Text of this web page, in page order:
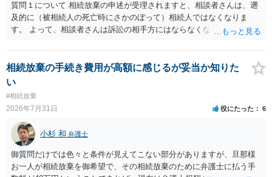
質問１について 相続放棄の申述が受理されますと、相談者さんは、遡
及的に（被相続人の死亡時にさかのぼって）相続人ではなくなりま
す。 よって、相談者さんは訴訟の相手方にはならなくなるので（明け
理証明を家庭裁判所で取得し、コピーを答弁書に添えて裁判所に提出
してください。 質問２について 請求棄却を求める答弁書を提出すれ
ば、第１回期日は出席する必要がありません。その日は差支え（用事
はないので、ｍｉｎｔｓでの提出の必要は無いと思います。郵送（期
限までに届けばよい）で十分です。 詳細は、書面記載の裁判所書記官
にお問い合わせください。 以上、ご参考まで。
相続放棄の手続き費用が高額に感じるが妥当か知りた
い
#相続放棄
2026年7月31日 役にたった 6
小杉 和 弁護士
御質問だけでは色々と条件が見えてこない部分がありますが、旦那様
お一人が相続放棄を御希望で、その相続放棄のために弁護士に払う手